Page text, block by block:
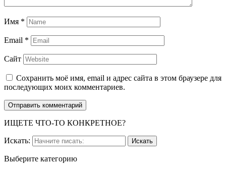
Имя *
Email *
Сайт
Сохранить моё имя, email и адрес сайта в этом браузере для
последующих моих комментариев.
ИЩЕТЕ ЧТО-ТО КОНКРЕТНОЕ?
Искать:
Выберите категорию